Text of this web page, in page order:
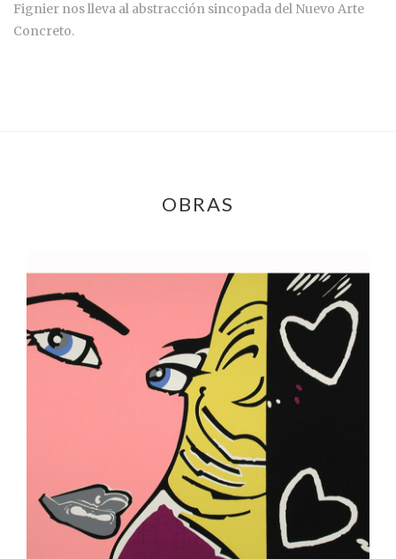
Fignier nos lleva al abstracción sincopada del Nuevo Arte
Concreto.
OBRAS